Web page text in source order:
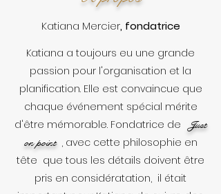
Katiana Mercier, fondatrice
Katiana a toujours eu une grande
passion pour l'organisation et la
planification. Elle est convaincue que
chaque événement spécial mérite
d'être mémorable. Fondatrice de
Just
on point, avec cette philosophie en
tête que tous les détails doivent être
pris en considératation, il était